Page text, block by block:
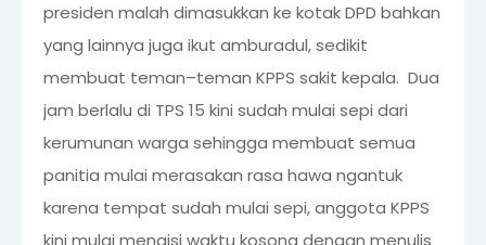
presiden malah dimasukkan ke kotak DPD bahkan
yang lainnya juga ikut amburadul, sedikit
membuat teman–teman KPPS sakit kepala. Dua
jam berlalu di TPS 15 kini sudah mulai sepi dari
kerumunan warga sehingga membuat semua
panitia mulai merasakan rasa hawa ngantuk
karena tempat sudah mulai sepi, anggota KPPS
kini mulai mengisi waktu kosong dengan menulis